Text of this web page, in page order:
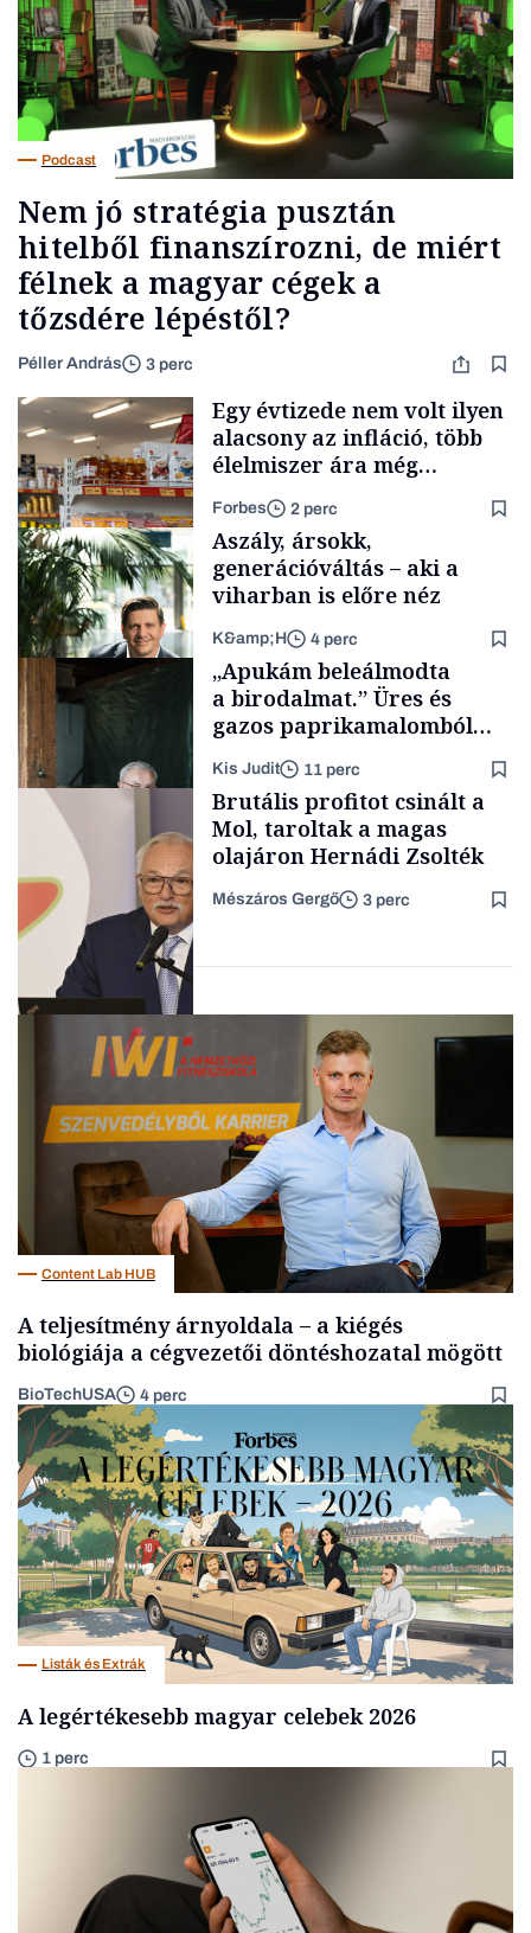
Podcast
Nem jó stratégia pusztán
hitelből finanszírozni, de miért
félnek a magyar cégek a
tőzsdére lépéstől?
Péller András 3 perc
Makro
Egy évtizede nem volt ilyen
alacsony az infláció, több
élelmiszer ára még
rohamosan csökken is
Forbes 2 perc
TÁMOGATÓI
TARTALOM
Aszály, ársokk,
generációváltás – aki a
viharban is előre néz
K&amp;H 4 perc
Családi
vállalkozások
„Apukám beleálmodta
a birodalmat.” Üres és
gazos paprikamalomból
lett az igazi családi
fűszersztori
Kis Judit 11 perc
Befektetés
Brutális profitot csinált a
Mol, taroltak a magas
olajáron Hernádi Zsolték
Mészáros Gergő 3 perc
Content Lab HUB
A teljesítmény árnyoldala – a kiégés
biológiája a cégvezetői döntéshozatal mögött
BioTechUSA 4 perc
Listák és Extrák
A legértékesebb magyar celebek 2026
1 perc